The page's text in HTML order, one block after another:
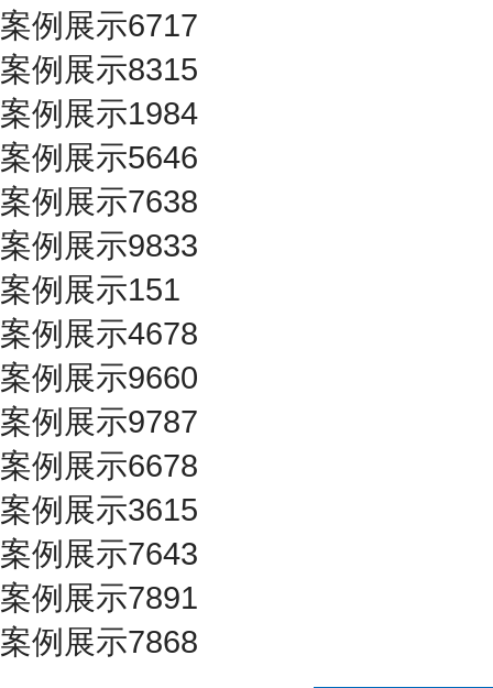
案例展示6717
案例展示8315
案例展示1984
案例展示5646
案例展示7638
案例展示9833
案例展示151
案例展示4678
案例展示9660
案例展示9787
案例展示6678
案例展示3615
案例展示7643
案例展示7891
案例展示7868